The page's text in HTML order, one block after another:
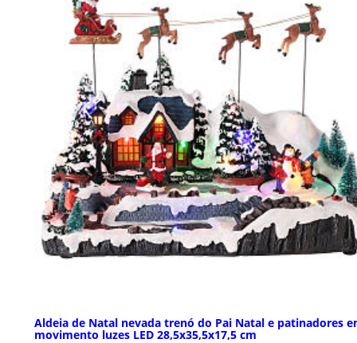
Aldeia de Natal nevada trenó do Pai Natal e patinadores
movimento luzes LED 28,5x35,5x17,5 cm